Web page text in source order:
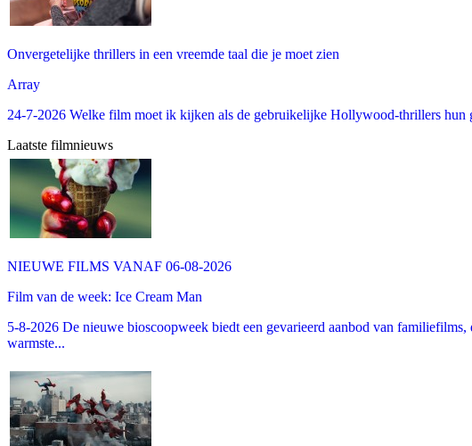
Onvergetelijke thrillers in een vreemde taal die je moet zien
Array
24-7-2026 Welke film moet ik kijken als de gebruikelijke Hollywood-thrillers hun
Laatste filmnieuws
NIEUWE FILMS VANAF 06-08-2026
Film van de week: Ice Cream Man
5-8-2026 De nieuwe bioscoopweek biedt een gevarieerd aanbod van
warmste...